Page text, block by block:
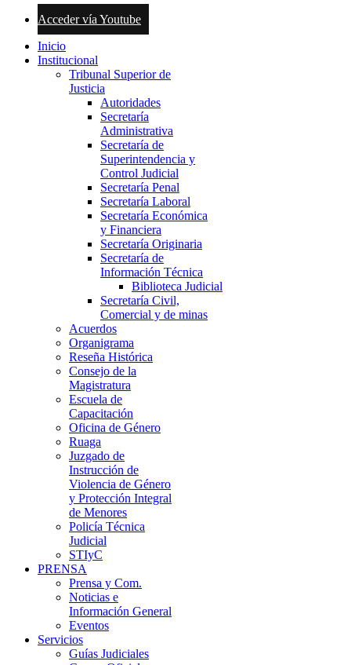
Acceder vía Youtube
Inicio
Institucional
Tribunal Superior de
Justicia
Autoridades
Secretaría
Administrativa
Secretaría de
Superintendencia y
Control Judicial
Secretaría Penal
Secretaría Laboral
Secretaría Económica
y Financiera
Secretaría Originaria
Secretaría de
Información Técnica
Biblioteca Judicial
Secretaría Civil,
Comercial y de minas
Acuerdos
Organigrama
Reseña Histórica
Consejo de la
Magistratura
Escuela de
Capacitación
Oficina de Género
Ruaga
Juzgado de
Instrucción de
Violencia de Género
y Protección Integral
de Menores
Policía Técnica
Judicial
STIyC
PRENSA
Prensa y Com.
Noticias e
Información General
Eventos
Servicios
Guías Judiciales